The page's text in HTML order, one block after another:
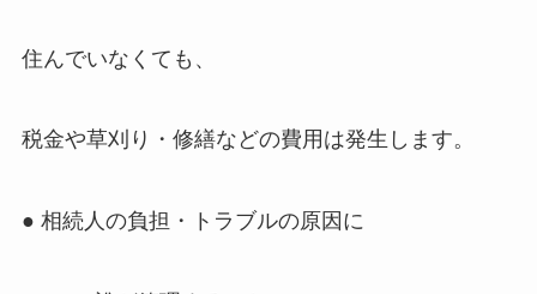
住んでいなくても、
税金や草刈り・修繕などの費用は発生します。
● 相続人の負担・トラブルの原因に